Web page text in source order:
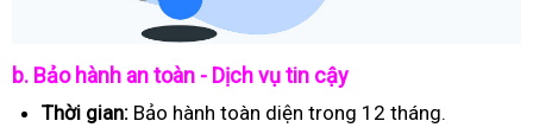
b. Bảo hành an toàn - Dịch vụ tin cậy
Thời gian: Bảo hành toàn diện trong 12 tháng.